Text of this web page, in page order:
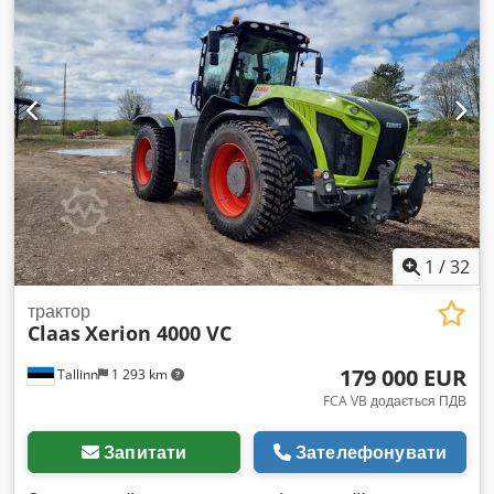
Dok Передні: 480/70 R28 Mitas Задні: 580/70 R38 Mitas
Передні та задні шини в дуже хорошому стані. Огляд і
вивезення трактора можливі в Німеччині за попередньою
домовленістю.
1 /32
Tallinn 1 293 km
трактор
ClaasXerion 4000 VC
179 000 EUR
FCA VB додається ПДВ
Запитати Зателефонувати